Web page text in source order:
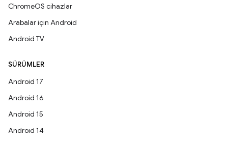
ChromeOS cihazlar
Arabalar için Android
Android TV
SÜRÜMLER
Android 17
Android 16
Android 15
Android 14